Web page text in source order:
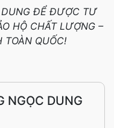
DUNG ĐỂ ĐƯỢC TƯ
HỘ CHẤT LƯỢNG –
TOÀN QUỐC!
NGỌC DUNG